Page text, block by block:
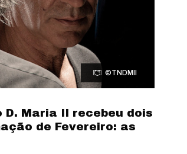
©TNDMII
Maria II recebeu dois
de Fevereiro: as